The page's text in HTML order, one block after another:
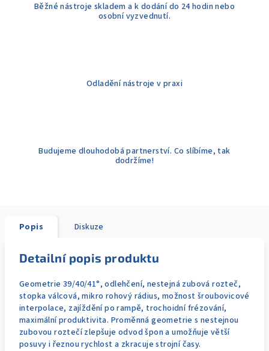
Běžné nástroje skladem a k dodání do 24 hodin nebo
osobní vyzvednutí.
Odladění nástroje v praxi
Budujeme dlouhodobá partnerství. Co slíbíme, tak
dodržíme!
Popis Diskuze
Detailní popis produktu
Geometrie 39/40/41°, odlehčení, nestejná zubová rozteč,
stopka válcová, mikro rohový rádius, možnost šroubovicové
interpolace, zajíždění po rampě, trochoidní frézování,
maximální produktivita. Proměnná geometrie s nestejnou
zubovou roztečí zlepšuje odvod špon a umožňuje větší
posuvy i řeznou rychlost a zkracuje strojní časy.